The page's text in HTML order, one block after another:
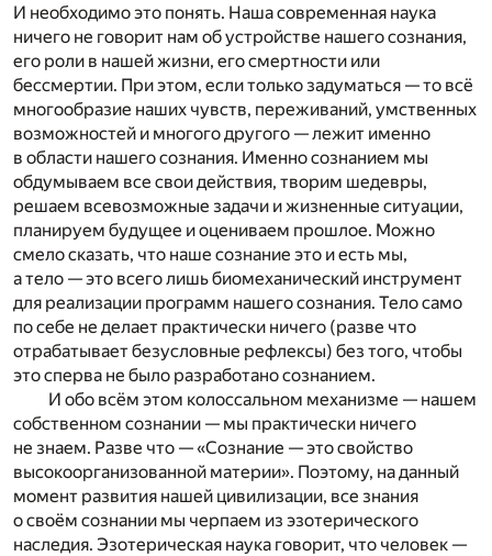
И необходимо это понять. Наша современная наука
ничего не говорит нам об устройстве нашего сознания,
его роли в нашей жизни, его смертности или
бессмертии. При этом, если только задуматься — то всё
многообразие наших чувств, переживаний, умственных
возможностей и многого другого — лежит именно
в области нашего сознания. Именно сознанием мы
обдумываем все свои действия, творим шедевры,
решаем всевозможные задачи и жизненные ситуации,
планируем будущее и оцениваем прошлое. Можно
смело сказать, что наше сознание это и есть мы,
а тело — это всего лишь биомеханический инструмент
для реализации программ нашего сознания. Тело само
по себе не делает практически ничего (разве что
отрабатывает безусловные рефлексы) без того, чтобы
это сперва не было разработано сознанием.
И обо всём этом колоссальном механизме — нашем
собственном сознании — мы практически ничего
не знаем. Разве что — «Сознание — это свойство
высокоорганизованной материи». Поэтому, на данный
момент развития нашей цивилизации, все знания
о своём сознании мы черпаем из эзотерического
наследия. Эзотерическая наука говорит, что человек —